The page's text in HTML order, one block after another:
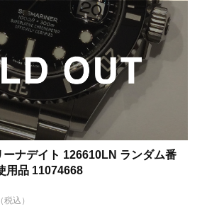
ーナデイト 126610LN ランダム番
用品 11074668
（税込）